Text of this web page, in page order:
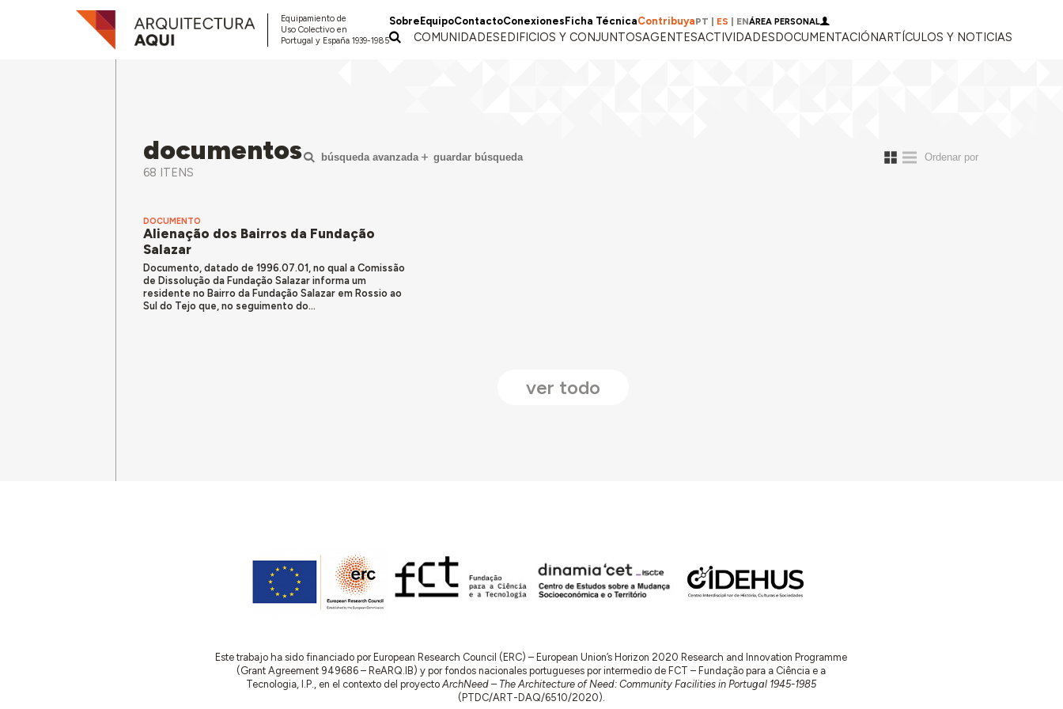
Equipamiento de
Uso Colectivo en
Portugal y España 1939-1985
Sobre EquipoContactoConexiones Ficha TécnicaContribuyaPT ES ENÁREA PERSONAL
COMUNIDADESEDIFICIOS Y CONJUNTOSAGENTESACTIVIDADESDOCUMENTACIÓNARTÍCULOS Y NOTICIAS
documentos
68 ITENS
búsqueda avanzada guardar búsqueda
DOCUMENTO
Alienação dos Bairros da Fundação
Salazar
Documento, datado de 1996.07.01, no qual a Comissão
de Dissolução da Fundação Salazar informa um
residente no Bairro da Fundação Salazar em Rossio ao
Sul do Tejo que, no seguimento do...
ver todo
Este trabajo ha sido financiado por European Research Council (ERC) – European Union’s Horizon 2020 Research and Innovation Programme
(Grant Agreement 949686 – ReARQ.IB) y por fondos nacionales portugueses por intermedio de FCT – Fundação para a Ciência e a
Tecnologia, I.P., en el contexto del proyectoArchNeed – The Architecture of Need: Community Facilities in Portugal 1945-1985
(PTDC/ART-DAQ/6510/2020).